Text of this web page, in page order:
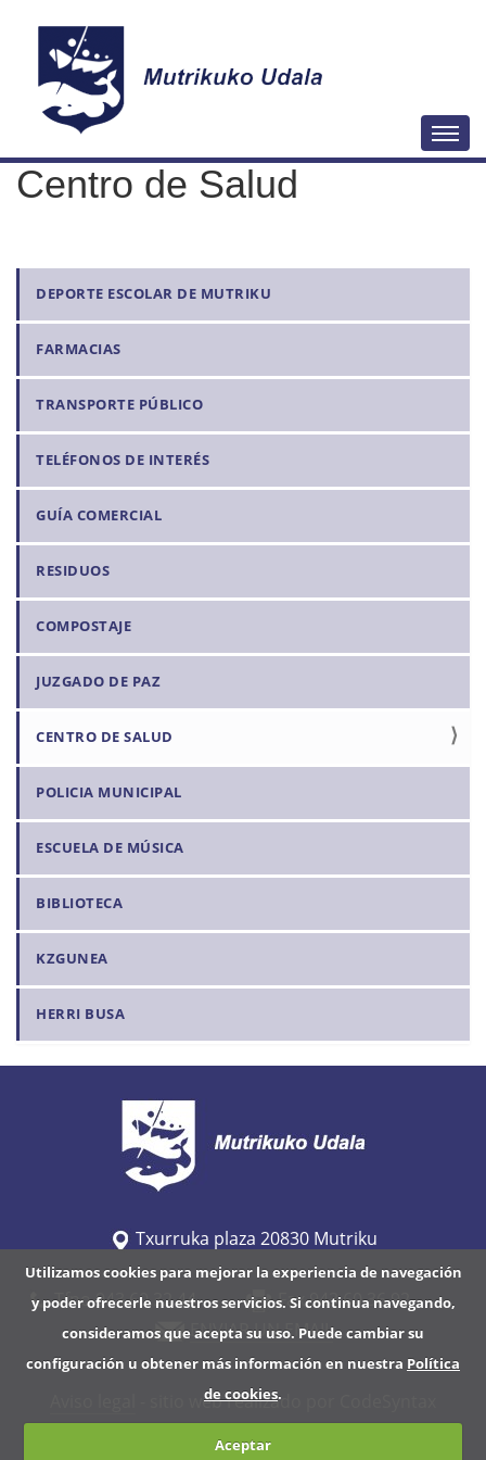
Utilizamos cookies para mejorar la experiencia de navegación
y poder ofrecerle nuestros servicios. Si continua navegando,
consideramos que acepta su uso. Puede cambiar su
configuración u obtener más información en nuestra Política
de cookies.
Aceptar
a
Centro de Salud
N
a
v
e
g
a
i
ó
n
DEPORTE ESCOLAR DE MUTRIKU
FARMACIAS
TRANSPORTE PÚBLICO
TELÉFONOS DE INTERÉS
GUÍA COMERCIAL
RESIDUOS
COMPOSTAJE
JUZGADO DE PAZ
CENTRO DE SALUD
POLICIA MUNICIPAL
ESCUELA DE MÚSICA
BIBLIOTECA
KZGUNEA
HERRI BUSA
Txurruka plaza 20830 Mutriku
Tfno 943 60 32 44
Fax 943 60 36 92
ENVIAR UN EMAIL
- sitio web realizado por CodeSyntax